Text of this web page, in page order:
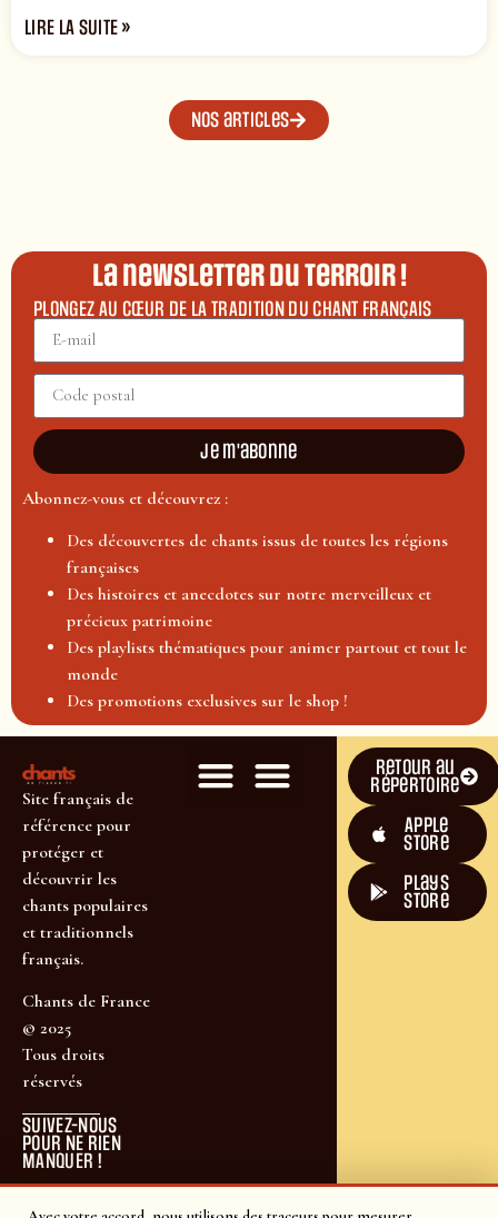
LIRE LA SUITE »
Nos articles
La newsletter du terroir !
PLONGEZ AU CŒUR DE LA TRADITION DU CHANT FRANÇAIS
Je m'abonne
Abonnez-vous et découvrez :
Des découvertes de chants issus de toutes les régions
françaises
Des histoires et anecdotes sur notre merveilleux et
précieux patrimoine
Des playlists thématiques pour animer partout et tout le
monde
Des promotions exclusives sur le shop !
Site français de
référence pour
protéger et
découvrir les
chants populaires
et traditionnels
français.
Chants de France
© 2025
Tous droits
réservés
SUIVEZ-NOUS
POUR NE RIEN
MANQUER !
Retour au
répertoire
Apple
Store
plays
store